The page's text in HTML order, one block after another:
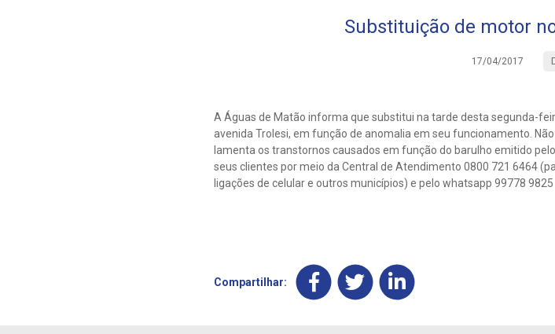
Substituição de motor
17/04/2017
A Águas de Matão informa que substitui na tarde desta segunda-
avenida Trolesi, em função de anomalia em seu funcionamento.
lamenta os transtornos causados em função do barulho emitido
seus clientes por meio da Central de Atendimento 0800 721 6464
ligações de celular e outros municípios) e pelo whatsapp 99778 9825
Compartilhar: